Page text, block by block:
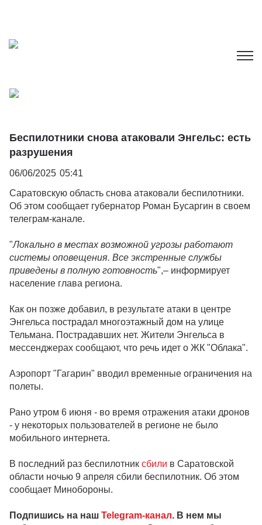
Беспилотники снова атаковали Энгельс: есть
разрушения
06/06/2025 05:41
Саратовскую область снова атаковали беспилотники.
Об этом сообщает губернатор Роман Бусаргин в своем
телеграм-канале.
"Локально в местах возможной угрозы работают
системы оповещения. Все экстренные службы
приведены в полную готовность",– информирует
население глава региона.
Как он позже добавил, в результате атаки в центре
Энгельса пострадал многоэтажный дом на улице
Тельмана. Пострадавших нет. Жители Энгельса в
мессенджерах сообщают, что речь идет о ЖК "Облака".
Аэропорт "Гагарин" вводил временные ограничения на
полеты.
Рано утром 6 июня - во время отражения атаки дронов
- у некоторых пользователей в регионе не было
мобильного интернета.
В последний раз беспилотник сбили в Саратовской
области ночью 9 апреля сбили беспилотник. Об этом
сообщает Минобороны.
Подпишись на наш Telegram-канал. В нем мы